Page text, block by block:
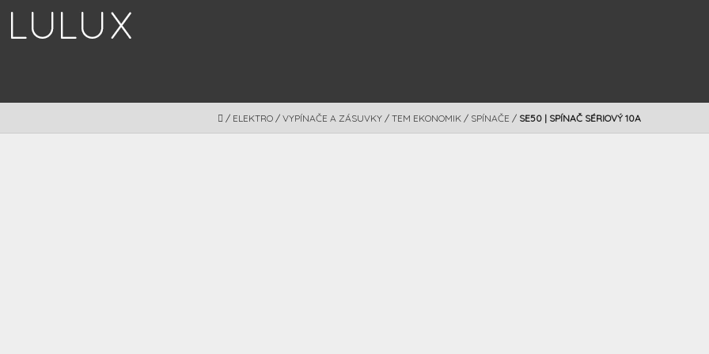
obsah
DOMOV
/ ELEKTRO / VYPÍNAČE A ZÁSUVKY / TEM EKONOMIK / SPÍNAČE / SE50 | SPÍNAČ SÉRIOVÝ 10A